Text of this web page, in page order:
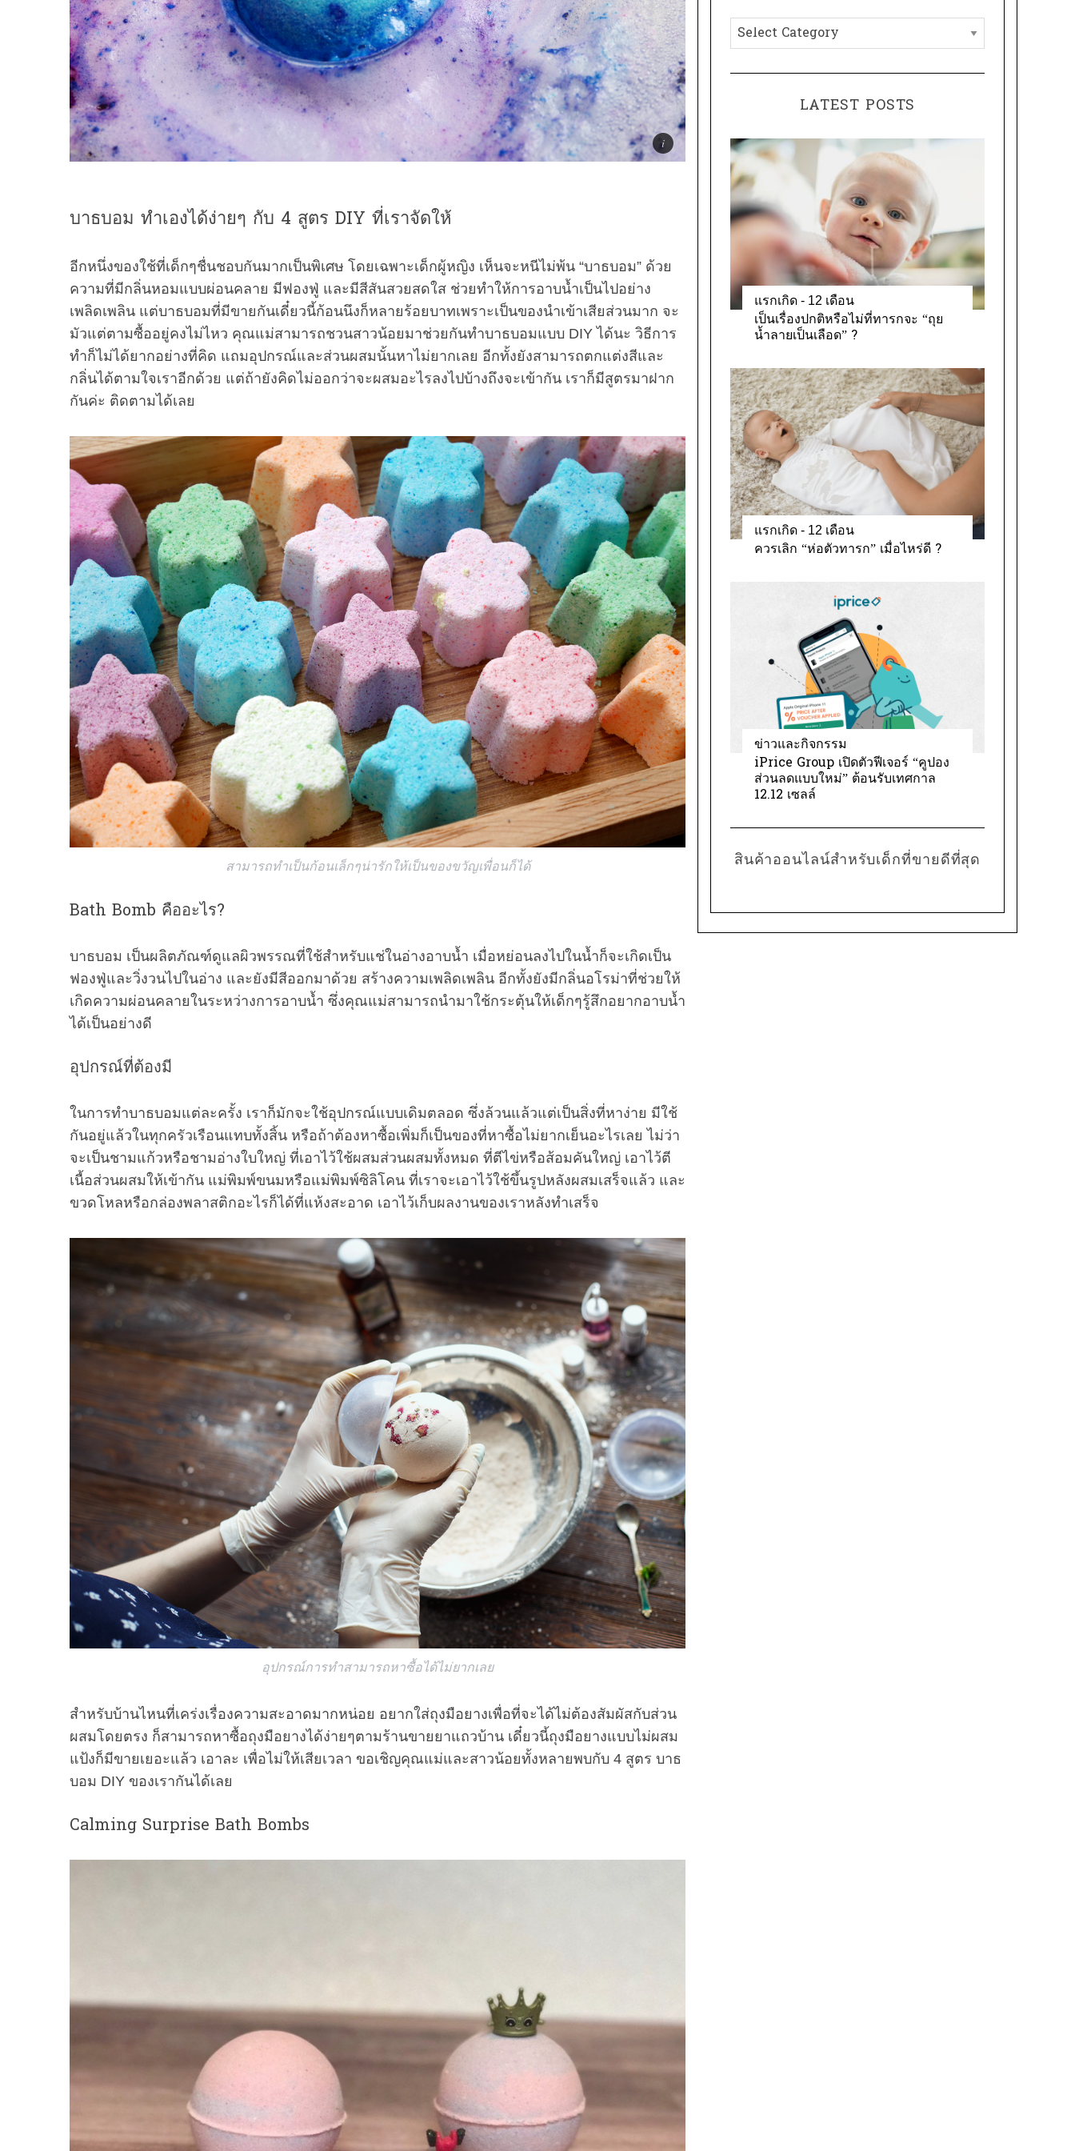
บาธบอม ทำเองได้ง่ายๆ กับ 4 สูตร DIY ที่เราจัดให้
อีกหนึ่งของใช้ที่เด็กๆชื่นชอบกันมากเป็นพิเศษ โดยเฉพาะเด็กผู้หญิง เห็นจะหนีไม่พ้น “บาธบอม” ด้วย
ความที่มีกลิ่นหอมแบบผ่อนคลาย มีฟองฟู่ และมีสีสันสวยสดใส ช่วยทำให้การอาบน้ำเป็นไปอย่าง
เพลิดเพลิน แต่บาธบอมที่มีขายกันเดี๋ยวนี้ก้อนนึงก็หลายร้อยบาทเพราะเป็นของนำเข้าเสียส่วนมาก จะ
มัวแต่ตามซื้ออยู่คงไม่ไหว คุณแม่สามารถชวนสาวน้อยมาช่วยกันทำบาธบอมแบบ DIY ได้นะ วิธีการ
ทำก็ไม่ได้ยากอย่างที่คิด แถมอุปกรณ์และส่วนผสมนั้นหาไม่ยากเลย อีกทั้งยังสามารถตกแต่งสีและ
กลิ่นได้ตามใจเราอีกด้วย แต่ถ้ายังคิดไม่ออกว่าจะผสมอะไรลงไปบ้างถึงจะเข้ากัน เราก็มีสูตรมาฝาก
กันค่ะ ติดตามได้เลย
สามารถทำเป็นก้อนเล็กๆน่ารักให้เป็นของขวัญเพื่อนก็ได้
Bath Bomb คืออะไร?
บาธบอม เป็นผลิตภัณฑ์ดูแลผิวพรรณที่ใช้สำหรับแช่ในอ่างอาบน้ำ เมื่อหย่อนลงไปในน้ำก็จะเกิดเป็น
ฟองฟู่และวิ่งวนไปในอ่าง และยังมีสีออกมาด้วย สร้างความเพลิดเพลิน อีกทั้งยังมีกลิ่นอโรม่าที่ช่วยให้
เกิดความผ่อนคลายในระหว่างการอาบน้ำ ซึ่งคุณแม่สามารถนำมาใช้กระตุ้นให้เด็กๆรู้สึกอยากอาบน้ำ
ได้เป็นอย่างดี
อุปกรณ์ที่ต้องมี
ในการทำบาธบอมแต่ละครั้ง เราก็มักจะใช้อุปกรณ์แบบเดิมตลอด ซึ่งล้วนแล้วแต่เป็นสิ่งที่หาง่าย มีใช้
กันอยู่แล้วในทุกครัวเรือนแทบทั้งสิ้น หรือถ้าต้องหาซื้อเพิ่มก็เป็นของที่หาซื้อไม่ยากเย็นอะไรเลย ไม่ว่า
จะเป็นชามแก้วหรือชามอ่างใบใหญ่ ที่เอาไว้ใช้ผสมส่วนผสมทั้งหมด ที่ตีไข่หรือส้อมคันใหญ่ เอาไว้ตี
เนื้อส่วนผสมให้เข้ากัน แม่พิมพ์ขนมหรือแม่พิมพ์ซิลิโคน ที่เราจะเอาไว้ใช้ขึ้นรูปหลังผสมเสร็จแล้ว และ
ขวดโหลหรือกล่องพลาสติกอะไรก็ได้ที่แห้งสะอาด เอาไว้เก็บผลงานของเราหลังทำเสร็จ
อุปกรณ์การทำสามารถหาซื้อได้ไม่ยากเลย
สำหรับบ้านไหนที่เคร่งเรื่องความสะอาดมากหน่อย อยากใส่ถุงมือยางเพื่อที่จะได้ไม่ต้องสัมผัสกับส่วน
ผสมโดยตรง ก็สามารถหาซื้อถุงมือยางได้ง่ายๆตามร้านขายยาแถวบ้าน เดี๋ยวนี้ถุงมือยางแบบไม่ผสม
แป้งก็มีขายเยอะแล้ว เอาละ เพื่อไม่ให้เสียเวลา ขอเชิญคุณแม่และสาวน้อยทั้งหลายพบกับ 4 สูตร บาธ
บอม DIY ของเรากันได้เลย
Calming Surprise Bath Bombs
r
C
a
t
o
r
i
e
s
LATEST POSTS
แรกเกิด - 12 เดือน
เป็นเรื่องปกติหรือไม่ที่ทารกจะ “ถุย
น้ำลายเป็นเลือด” ?
แรกเกิด - 12 เดือน
ควรเลิก “ห่อตัวทารก” เมื่อไหร่ดี ?
ข่าวและกิจกรรม
iPrice Group เปิดตัวฟีเจอร์ “คูปอง
ส่วนลดแบบใหม่” ต้อนรับเทศกาล
12.12 เซลล์
สินค้าออนไลน์สำหรับเด็กที่ขายดีที่สุด
S
e
a
r
f
: